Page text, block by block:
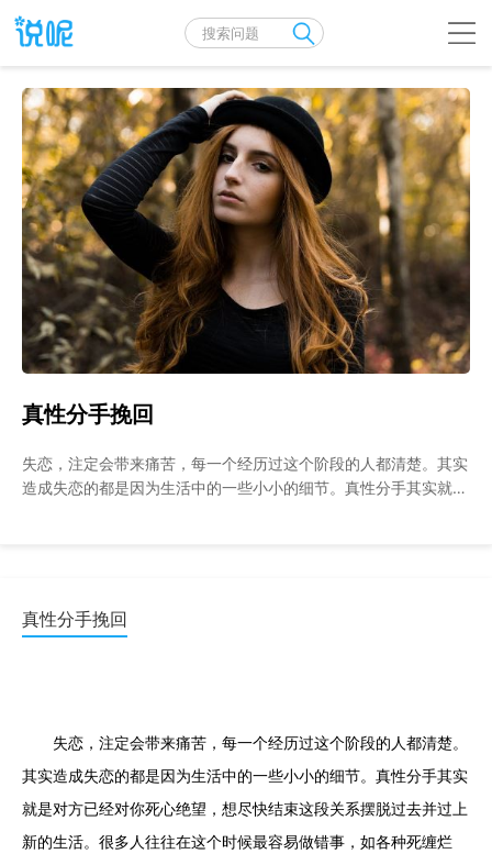
真性分手挽回
失恋，注定会带来痛苦，每一个经历过这个阶段的人都清楚。其实
造成失恋的都是因为生活中的一些小小的细节。真性分手其实就是
真性分手挽回
失恋，注定会带来痛苦，每一个经历过这个阶段的人都清楚。
其实造成失恋的都是因为生活中的一些小小的细节。真性分手其实
就是对方已经对你死心绝望，想尽快结束这段关系摆脱过去并过上
新的生活。很多人往往在这个时候最容易做错事，如各种死缠烂